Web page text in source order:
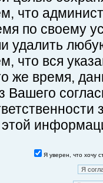
что
по своему
удалить
что вся
же время,
Вашего
этой
Я уверен, что хочу